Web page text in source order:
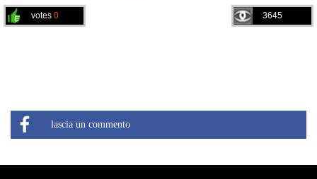
3645
votes 0
lascia un commento